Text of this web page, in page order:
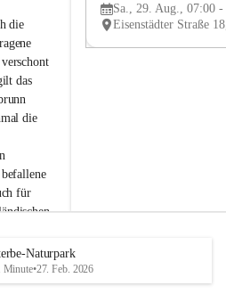
die
das
die
für
oder
Bitte
Winzer
e
u
e
d
Sa., 29. Aug., 07:00 -
Naturpark
Minute•27. Feb. 2026